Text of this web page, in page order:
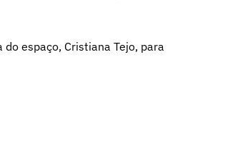
espaço, Cristiana Tejo, para